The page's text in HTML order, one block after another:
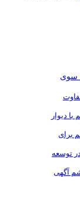
سوی
دیوار
برای
توسعه
آگهی